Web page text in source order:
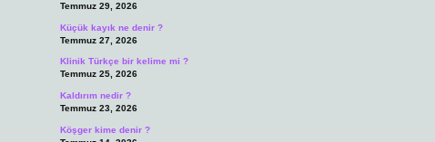
Temmuz 29, 2026
Küçük kayık ne denir ?
Temmuz 27, 2026
Klinik Türkçe bir kelime mi ?
Temmuz 25, 2026
Kaldırım nedir ?
Temmuz 23, 2026
Köşger kime denir ?